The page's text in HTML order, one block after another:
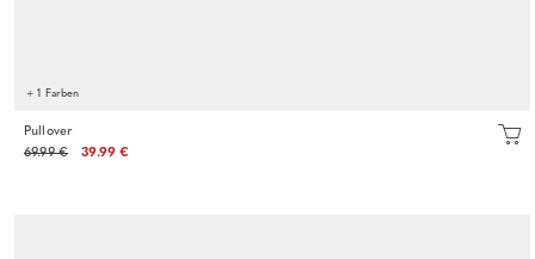
+ 1 Farben
Pullover
69.99 €
39.99 €